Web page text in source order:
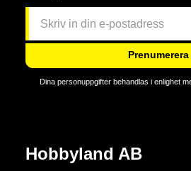
Prenumerera
Dina personuppgifter behandlas i enlighet
Hobbyland AB